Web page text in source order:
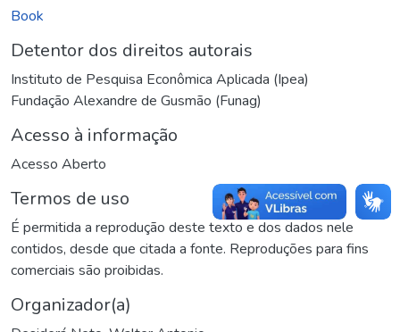
Book
Detentor dos direitos autorais
Instituto de Pesquisa Econômica Aplicada (Ipea)
Fundação Alexandre de Gusmão (Funag)
Acesso à informação
Acesso Aberto
Termos de uso
É permitida a reprodução deste texto e dos dados nele
contidos, desde que citada a fonte. Reproduções para fins
comerciais são proibidas.
Organizador(a)